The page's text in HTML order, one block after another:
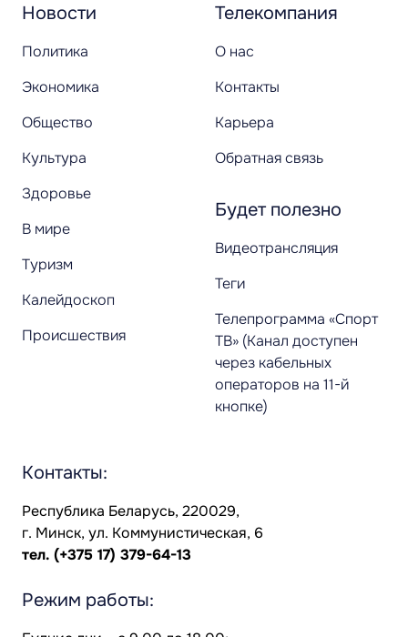
Новости
Политика
Экономика
Общество
Культура
Здоровье
В мире
Туризм
Калейдоскоп
Происшествия
Телекомпания
О нас
Контакты
Карьера
Обратная связь
Будет полезно
Видеотрансляция
Теги
Телепрограмма «Спорт
ТВ» (Канал доступен
через кабельных
операторов на 11-й
кнопке)
Контакты:
Республика Беларусь, 220029,
г. Минск, ул. Коммунистическая, 6
тел. (+375 17) 379-64-13
Режим работы: